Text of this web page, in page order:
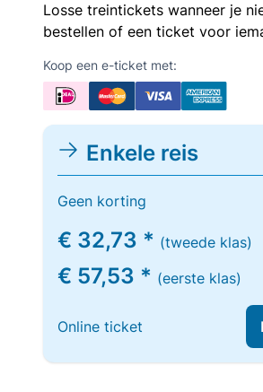
Losse treintickets wanneer je
bestellen of een ticket voor
Koop een e-ticket met:
Enkele reis
Geen korting
€ 32,73 * (tweede klas)
€ 57,53 * (eerste klas)
Online ticket